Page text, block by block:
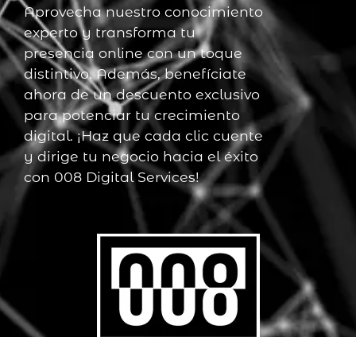
Aprovecha nuestro conocimiento
experto y transforma tu
presencia online con un toque
distintivo. Además, benefíciate
ahora de un descuento exclusivo
para potenciar tu crecimiento
digital. ¡Haz que cada clic cuente
y dirige tu negocio hacia el éxito
con 008 Digital Services!